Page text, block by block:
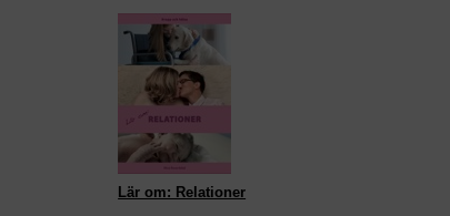
Lär om: Relationer